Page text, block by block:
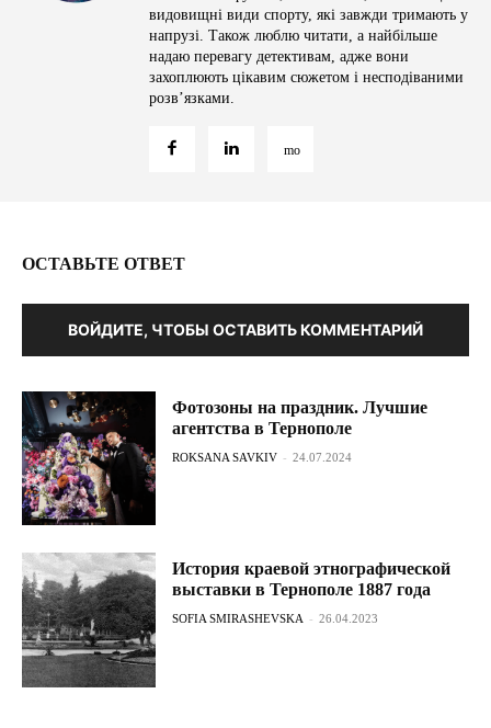
видовищні види спорту, які завжди тримають у
напрузі. Також люблю читати, а найбільше
надаю перевагу детективам, адже вони
захоплюють цікавим сюжетом і несподіваними
розв’язками.
ОСТАВЬТЕ ОТВЕТ
ВОЙДИТЕ, ЧТОБЫ ОСТАВИТЬ КОММЕНТАРИЙ
Фотозоны на праздник. Лучшие
агентства в Тернополе
ROKSANA SAVKIV - 24.07.2024
История краевой этнографической
выставки в Тернополе 1887 года
SOFIA SMIRASHEVSKA - 26.04.2023